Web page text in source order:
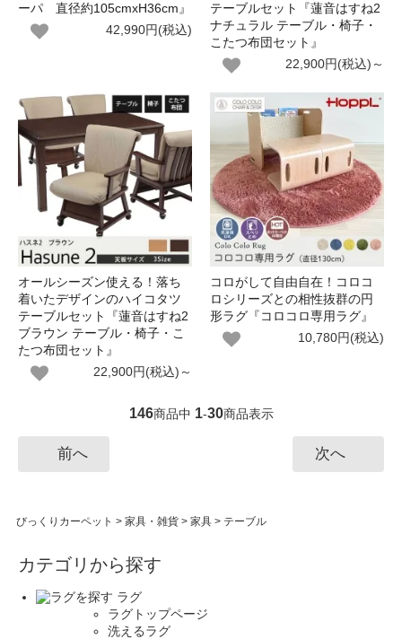
ーパ 直径約105cmxH36cm』
42,990円(税込)
テーブルセット『蓮音はすね2
ナチュラル テーブル・椅子・
こたつ布団セット』
22,900円(税込)～
オールシーズン使える！落ち
着いたデザインのハイコタツ
テーブルセット『蓮音はすね2
ブラウン テーブル・椅子・こ
たつ布団セット』
22,900円(税込)～
コロがして自由自在！コロコ
ロシリーズとの相性抜群の円
形ラグ『コロコロ専用ラグ』
10,780円(税込)
146商品中 1-30商品表示
前へ 次へ
びっくりカーペット > 家具・雑貨> 家具> テーブル
カテゴリから探す
ラグ
ラグトップページ
洗えるラグ